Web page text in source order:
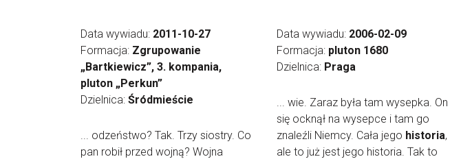
Data wywiadu: 2011-10-27
Formacja: Zgrupowanie
„Bartkiewicz”, 3. kompania,
pluton „Perkun”
Dzielnica: Śródmieście
... odzeństwo? Tak. Trzy siostry. Co
pan robił przed wojną? Wojna
Data wywiadu: 2006-02-09
Formacja: pluton 1680
Dzielnica: Praga
... wie. Zaraz była tam wysepka. On
się ocknął na wysepce i tam go
znaleźli Niemcy. Cała jego historia,
ale to już jest jego historia. Tak to